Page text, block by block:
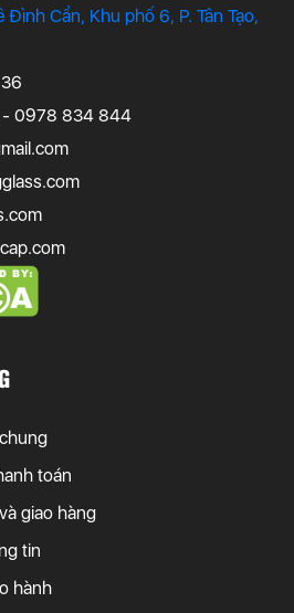
Đình Cẩn, Khu phố 6, P. Tân Tạo,
- 0978 834 844
toán
giao hàng
tin
hành